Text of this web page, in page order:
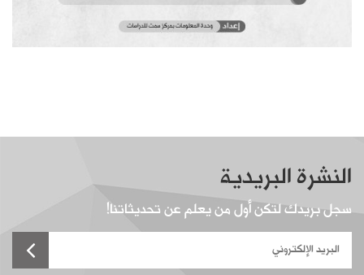
النشرة البريدية
سجل بريدك لتكن أول من يعلم عن تحديثاتنا!